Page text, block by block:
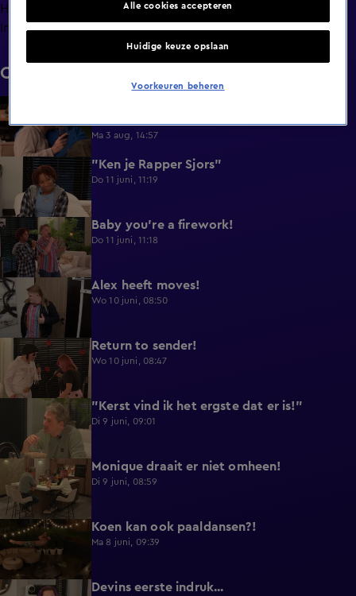
Hoe is het nu met?
Info
Clips
6:32
Ma 3 aug, 14:57
0:49 "Ken je Rapper Sjors"
Do 11 juni, 11:19
0:39 Baby you're a firework!
Do 11 juni, 11:18
0:43 Alex heeft moves!
Wo 10 juni, 08:50
0:36 Return to sender!
Wo 10 juni, 08:47
"Kerst vind ik het ergste dat er is!"
Di 9 juni, 09:01
0:29 Monique draait er niet omheen!
Di 9 juni, 08:59
0:38 Koen kan ook paaldansen?!
Ma 8 juni, 09:39
0:30 Devins eerste indruk...
Alle cookies accepteren
Huidige keuze opslaan
Voorkeuren beheren